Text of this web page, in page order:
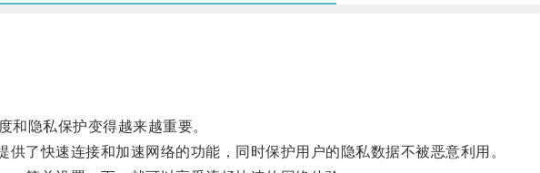
隐私保护变得越来越重要。
了快速连接和加速网络的功能，同时保护用户的隐私数据不被恶意利用。